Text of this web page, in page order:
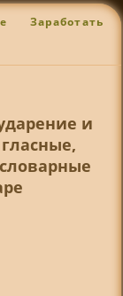
Заработать
и